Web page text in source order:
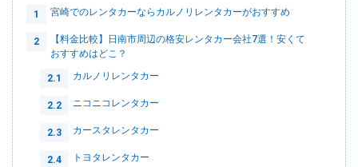
1 宮崎でのレンタカーならカルノリレンタカーがおすすめ
2
【料金比較】日南市周辺の格安レンタカー会社7選！安くて
おすすめはどこ？
2.1 カルノリレンタカー
2.2 ニコニコレンタカー
2.3 カースタレンタカー
2.4 トヨタレンタカー